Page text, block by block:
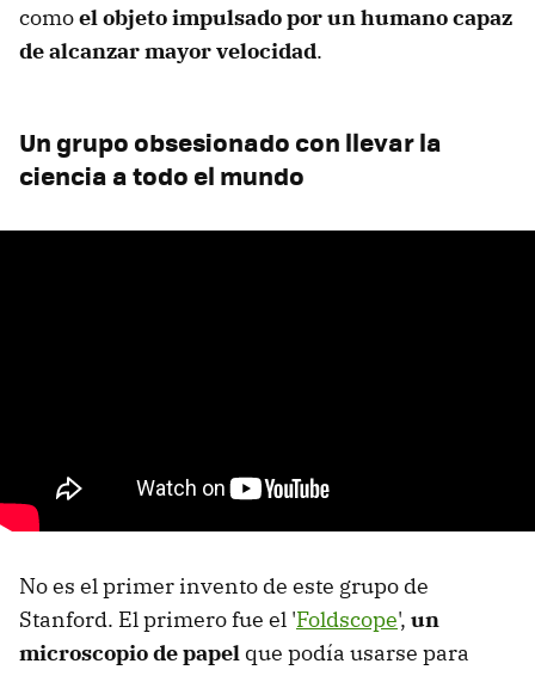
comoel objeto impulsado por un humano capaz
de alcanzar mayor velocidad.
Un grupo obsesionado con llevar la
ciencia a todo el mundo
No es el primer invento de este grupo de
Stanford. El primero fue el 'Foldscope', un
microscopio de papel que podía usarse para